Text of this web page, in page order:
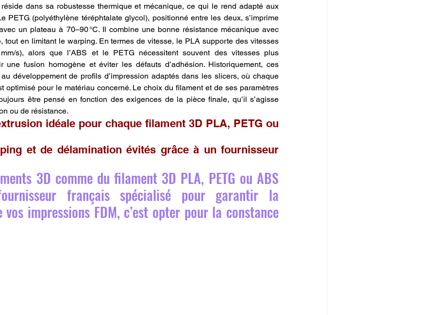
dans sa robustesse thermique et mécanique, ce qui le rend adapté aux
PETG (polyéthylène téréphtalate glycol), positionné entre les deux, s’imprime
un plateau à 70–90 °C. Il combine une bonne résistance mécanique avec
tout en limitant le warping. En termes de vitesse, le PLA supporte des vitesses
s), alors que l’ABS et le PETG nécessitent souvent des vitesses plus
une fusion homogène et éviter les défauts d’adhésion. Historiquement, ces
développement de profils d’impression adaptés dans les slicers, où chaque
optimisé pour le matériau concerné. Le choix du filament et de ses paramètres
être pensé en fonction des exigences de la pièce finale, qu’il s’agisse
ou de résistance.
idéale pour chaque filament 3D PLA, PETG ou
et de délamination évités grâce à un fournisseur
3D comme du filament 3D PLA, PETG ou ABS
français spécialisé pour garantir la
impressions FDM, c’est opter pour la constance